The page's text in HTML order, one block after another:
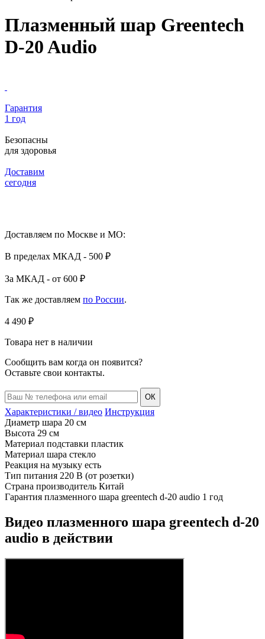
Плазменный шар Greentech
D-20 Audio
Гарантия
1 год
Безопасны
для здоровья
Доставим
сегодня
Доставляем по Москве и МО:
В пределах МКАД - 500 ₽
За МКАД - от 600 ₽
Так же доставляем по России.
4 490 ₽
Товара нет в наличии
Сообщить вам когда он появится?
Оставьте свои контакты.
ОК
Характеристики / видео Инструкция
Диаметр шара 20 см
Высота 29 см
Материал подставки пластик
Материал шара стекло
Реакция на музыку есть
Тип питания 220 В (от розетки)
Страна производитель Китай
Гарантия плазменного шара greentech d-20 audio 1 год
Видео плазменного шара greentech d-20
audio в действии